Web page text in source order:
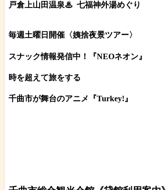
戸倉上山田温泉♨ 七福神外湯めぐり
毎週土曜日開催〈姨捨夜景ツアー〉
スナック情報発信中！『NEOネオン』
時を超えて旅をする
千曲市が舞台のアニメ『Turkey!』